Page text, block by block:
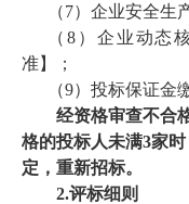
（7）企业安全生
（ 8） 企业动态
准】
；
（9）投标保证金
经资格审查不合
格的投标人未满3家
定，重新招标。
2.评标细则